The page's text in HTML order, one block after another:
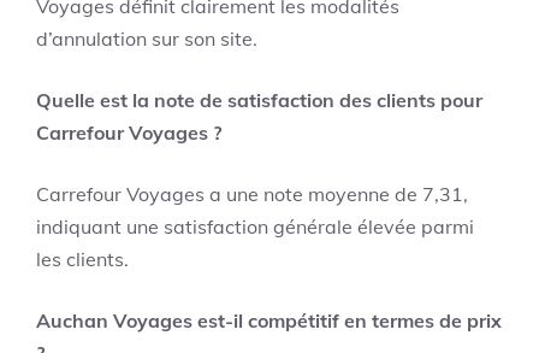
Voyages définit clairement les modalités
d’annulation sur son site.
Quelle est la note de satisfaction des clients pour
Carrefour Voyages ?
Carrefour Voyages a une note moyenne de 7,31,
indiquant une satisfaction générale élevée parmi
les clients.
Auchan Voyages est-il compétitif en termes de prix